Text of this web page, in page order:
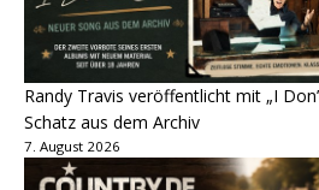
Randy Travis veröffentlicht mit „I
Schatz aus dem Archiv
7. August 2026